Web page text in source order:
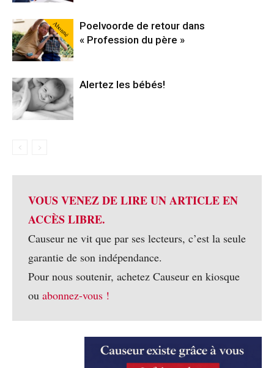
Abonné
Poelvoorde de retour dans
« Profession du père »
Alertez les bébés!
VOUS VENEZ DE LIRE UN ARTICLE EN
ACCÈS LIBRE.
Causeur ne vit que par ses lecteurs, c’est la seule
garantie de son indépendance.
Pour nous soutenir, achetez Causeur en kiosque
ou abonnez-vous !